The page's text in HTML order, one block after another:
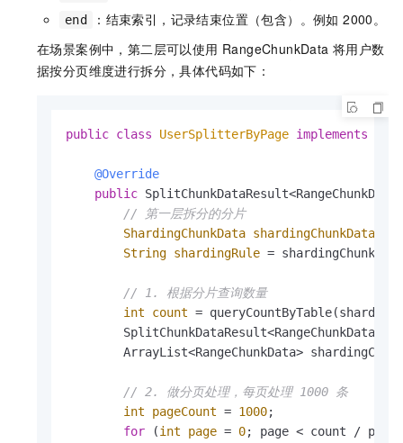
end
：结束索引，记录结束位置（包含）。例如 2000。
在场景案例中，第二层可以使用 RangeChunkData 将用户数
据按分页维度进行拆分，具体代码如下：
public class UserSplitterByPage implements
@Override
public
// 第一层拆分的分片
ShardingChunkData shardingChunkData
String shardingRule =
// 1. 根据分片查询数量
int
count =
SplitChunkDataResult<RangeChunkData>
ArrayList<RangeChunkData>
// 2. 做分页处理，每页处理 1000 条
int
pageCount = 1000;
for (int page = 0; page < count /